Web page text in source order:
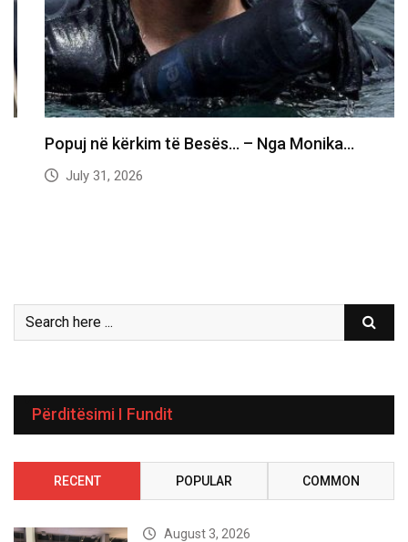
Popuj në kërkim të Besës… – Nga Monika…
July 31, 2026
Përditësimi I Fundit
RECENT POPULAR COMMON
August 3, 2026